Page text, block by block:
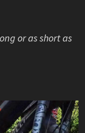
or as short as